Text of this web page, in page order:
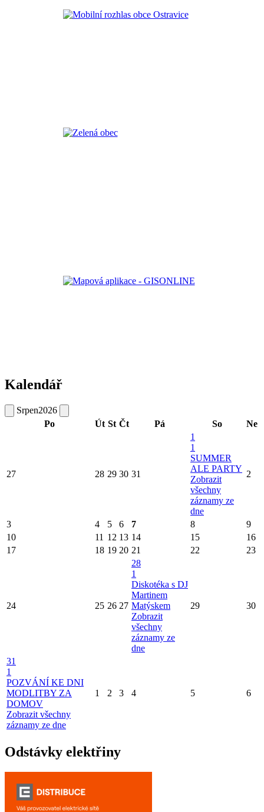
Kalendář
Srpen2026
Po
Út St Čt Pá So Ne
27 28 29 30 31
1
1
SUMMER
ALE PARTY
Zobrazit
všechny
záznamy ze
dne
2
3 4 5 6 7 8
9
10
11 12 13 14 15
16
17
18 19 20 21 22 23
24 25 26 27
28
1
Diskotéka s DJ
Martinem
Matýskem
Zobrazit
všechny
záznamy ze
dne
29 30
31
1
POZVÁNÍ KE DNI
MODLITBY ZA
DOMOV
Zobrazit všechny
záznamy ze dne
1 2 3 4 5 6
Odstávky elektřiny